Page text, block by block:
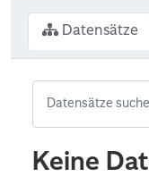
Datensätze
Keine